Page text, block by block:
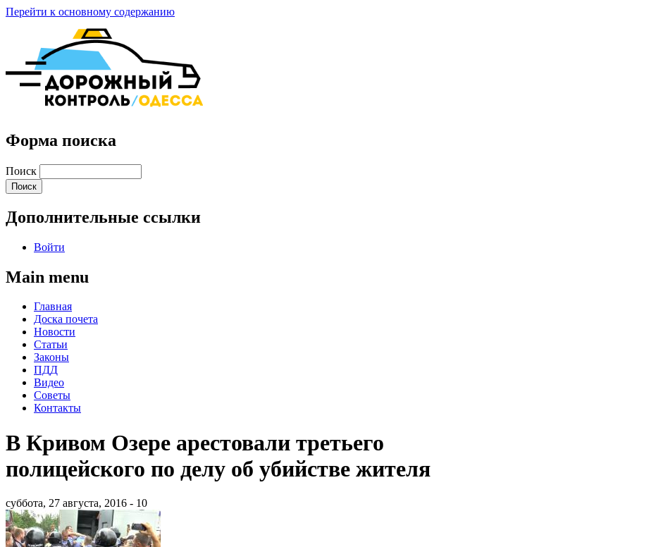
Перейти к основному содержанию
Форма поиска
Поиск
Дополнительные ссылки
Войти
Main menu
Главная
Доска почета
Новости
Статьи
Законы
ПДД
Видео
Советы
Контакты
В Кривом Озере арестовали третьего
полицейского по делу об убийстве жителя
суббота, 27 августа, 2016 - 10